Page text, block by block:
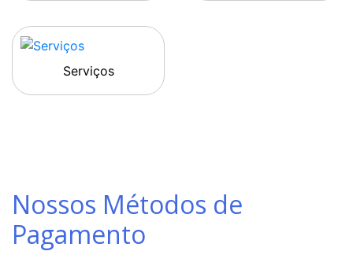
Serviços
Nossos Métodos de
Pagamento